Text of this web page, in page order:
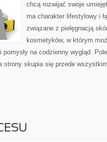
chcą rozwijać swoje
ma charakter lifestylowy i
związane z pielęgnacją
kosmetyków, w którym
na codzienny wygląd.
strony skupia się przede